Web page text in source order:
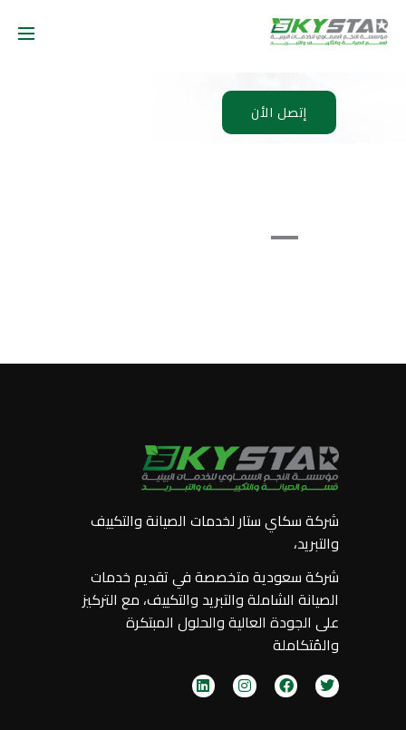
إتصل الأن
شركة سكاي ستار لخدمات الصيانة والتكييف
والتبريد،
شركة سعودية متخصصة في تقديم خدمات
الصيانة الشاملة والتبريد والتكييف، مع التركيز
على الجودة العالية والحلول المبتكرة
والمُتكاملة